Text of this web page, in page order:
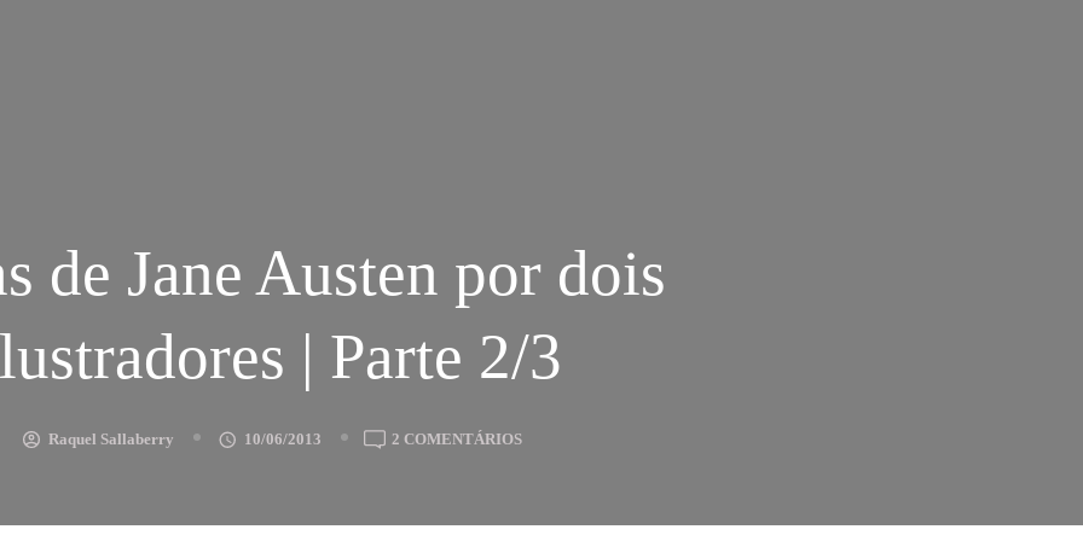
de Jane Austen por dois
| Parte 2/3
Raquel Sallaberry 10/06/2013 2 COMENTÁRIOSEM
JANE